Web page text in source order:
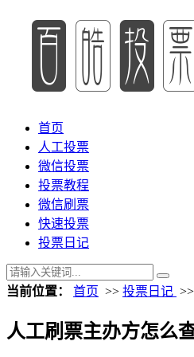
首页
人工投票
微信投票
投票教程
微信刷票
快速投票
投票日记
当前位置： 首页 >> 投票日记 >>
人工刷票主办方怎么